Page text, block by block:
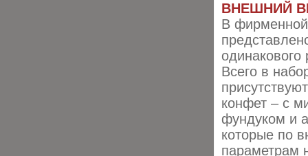
ВНЕШНИЙ
В фирменной
одинакового
Всего в
конфет – с
фундуком и
которые по
параметрам